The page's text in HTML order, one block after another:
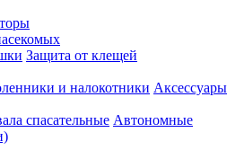
Защита от клещей
и налокотники Аксессуары
спасательные Автономные